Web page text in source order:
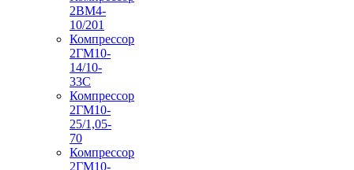
2ВМ4-
10/201
Компрессор
2ГМ10-
14/10-
33С
Компрессор
2ГМ10-
25/1,05-
70
Компрессор
2ГМ10-